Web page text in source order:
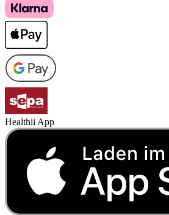
Healthii App